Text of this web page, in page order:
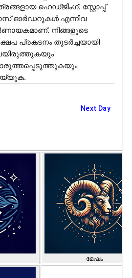
ഹെഡ്ജിംഗ്, സ്റ്റോപ്പ്
ഓർഡറുകൾ എന്നിവ
നിങ്ങളുടെ
പ്രകടനം തുടർച്ചയായി
Next Day
മേഷം